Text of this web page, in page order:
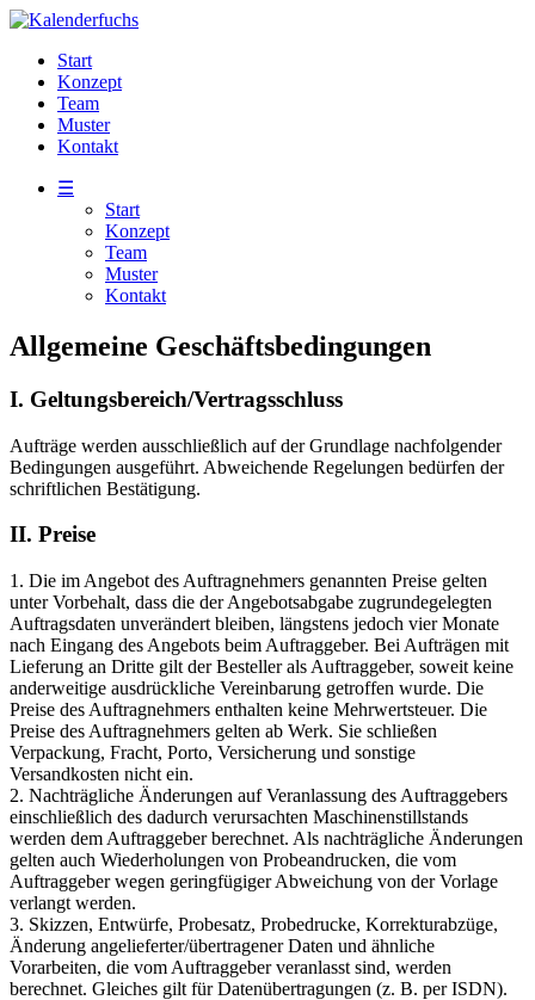
Start
Konzept
Team
Muster
Kontakt
☰
Start
Konzept
Team
Muster
Kontakt
Allgemeine Geschäftsbedingungen
I. Geltungsbereich/Vertragsschluss
Aufträge werden ausschließlich auf der Grundlage nachfolgender
Bedingungen ausgeführt. Abweichende Regelungen bedürfen der
schriftlichen Bestätigung.
II. Preise
1. Die im Angebot des Auftragnehmers genannten Preise gelten
unter Vorbehalt, dass die der Angebotsabgabe zugrundegelegten
Auftragsdaten unverändert bleiben, längstens jedoch vier Monate
nach Eingang des Angebots beim Auftraggeber. Bei Aufträgen mit
Lieferung an Dritte gilt der Besteller als Auftraggeber, soweit keine
anderweitige ausdrückliche Vereinbarung getroffen wurde. Die
Preise des Auftragnehmers enthalten keine Mehrwertsteuer. Die
Preise des Auftragnehmers gelten ab Werk. Sie schließen
Verpackung, Fracht, Porto, Versicherung und sonstige
Versandkosten nicht ein.
2. Nachträgliche Änderungen auf Veranlassung des Auftraggebers
einschließlich des dadurch verursachten Maschinenstillstands
werden dem Auftraggeber berechnet. Als nachträgliche Änderungen
gelten auch Wiederholungen von Probeandrucken, die vom
Auftraggeber wegen geringfügiger Abweichung von der Vorlage
verlangt werden.
3. Skizzen, Entwürfe, Probesatz, Probedrucke, Korrekturabzüge,
Änderung angelieferter/übertragener Daten und ähnliche
Vorarbeiten, die vom Auftraggeber veranlasst sind, werden
berechnet. Gleiches gilt für Datenübertragungen (z. B. per ISDN).